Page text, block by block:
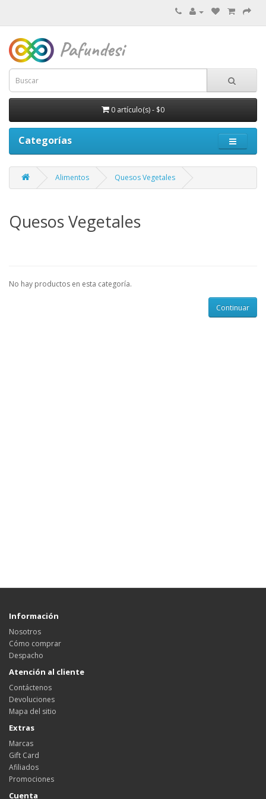
0 artículo(s) - $0
Categorías
Alimentos Quesos Vegetales
Quesos Vegetales
No hay productos en esta categoría.
Continuar
Información
Nosotros
Cómo comprar
Despacho
Atención al cliente
Contáctenos
Devoluciones
Mapa del sitio
Extras
Marcas
Gift Card
Afiliados
Promociones
Cuenta